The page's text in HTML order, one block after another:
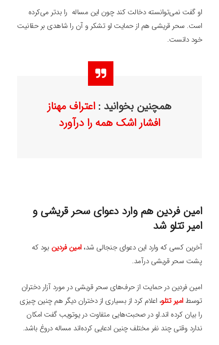
او گفت نمی‌توانسته دخالت کند چون این مساله را بدتر می‌کرده
است. سحر قریشی هم از حمایت او تشکر و آن را شاهدی بر حقانیت
خود دانست.
همچنین بخوانید :اعتراف مهناز
افشار اشک همه را درآورد
امین فردین هم وارد دعوای سحر قریشی و
امیر تتلو شد
آخرین کسی که وارد این دعوای جنجالی شد، امین فردین بود که
پشت سحر قریشی درآمد.
امین فردین در حمایت از حرف‌های سحر قریشی در مورد آزار دختران
توسطامیر تتلو، اعلام کرد از بسیاری از دختران دیگر هم چنین چیزی
را بیان کرده اند.او در صحبت‌هایی متفاوت در یوتویب گفت امکان
ندارد وقتی چند نفر مختلف چنین ادعایی کرده‌اند مساله دروغ باشد.